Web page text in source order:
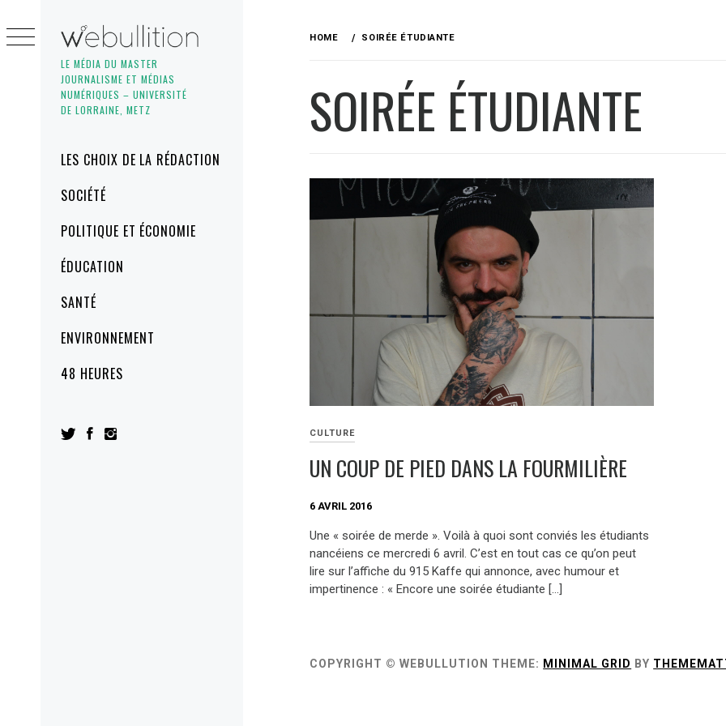
LE MÉDIA DU MASTER
JOURNALISME ET MÉDIAS
NUMÉRIQUES – UNIVERSITÉ
DE LORRAINE, METZ
MenuLES CHOIX DE LA RÉDACTION
SOCIÉTÉ
POLITIQUE ET ÉCONOMIE
ÉDUCATION
SANTÉ
ENVIRONNEMENT
48 HEURES
to
content
HOME SOIRÉE ÉTUDIANTE
SOIRÉE ÉTUDIANTE
CULTURE
UN COUP DE PIED DANS LA FOURMILIÈRE
6 AVRIL 2016
Une « soirée de merde ». Voilà à quoi sont conviés les étudiants
nancéiens ce mercredi 6 avril. C’est en tout cas ce qu’on peut
lire sur l’affiche du 915 Kaffe qui annonce, avec humour et
impertinence : « Encore une soirée étudiante […]
COPYRIGHT © WEBULLUTION THEME: MINIMAL GRID BY